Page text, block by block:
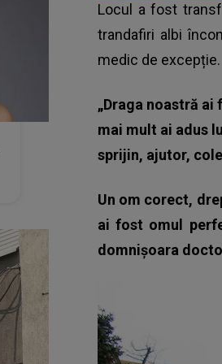
Locul a fost
trandafiri albi
medic de excepție.
„Draga noastră
mai mult ai adus
sprijin, ajutor,
Un om corect,
ai fost omul
domnișoara